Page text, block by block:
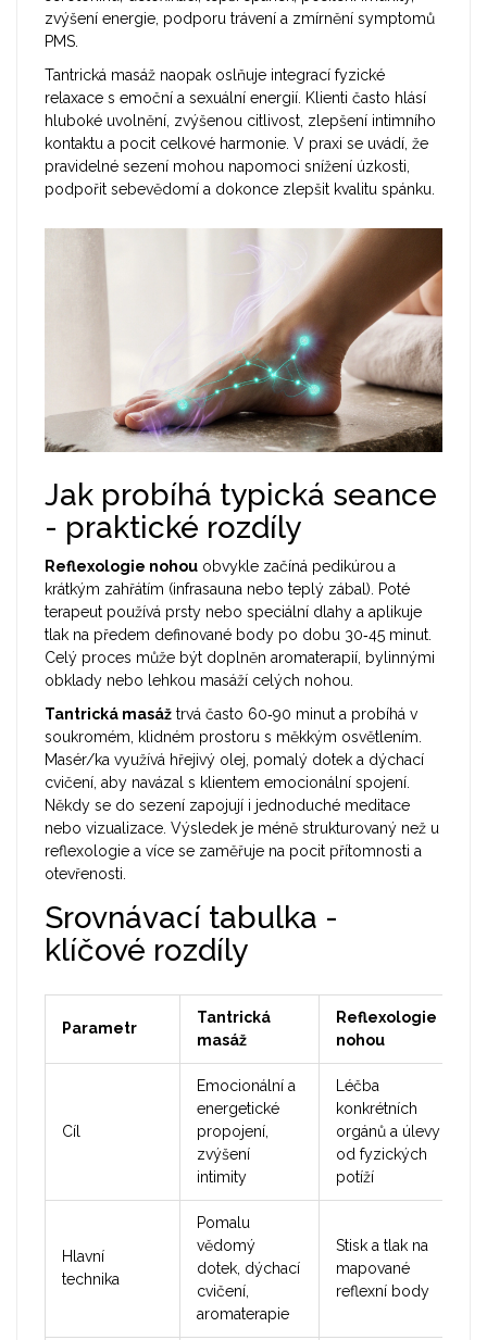
zvýšení energie, podporu trávení a zmírnění symptomů
PMS.
Tantrická masáž naopak oslňuje integrací fyzické
relaxace s emoční a sexuální energií. Klienti často hlásí
hluboké uvolnění, zvýšenou citlivost, zlepšení intimního
kontaktu a pocit celkové harmonie. V praxi se uvádí, že
pravidelné sezení mohou napomoci snížení úzkosti,
podpořit sebevědomí a dokonce zlepšit kvalitu spánku.
Jak probíhá typická seance
- praktické rozdíly
Reflexologie nohou obvykle začíná pedikúrou a
krátkým zahřátím (infrasauna nebo teplý zábal). Poté
terapeut používá prsty nebo speciální dlahy a aplikuje
tlak na předem definované body po dobu 30‑45 minut.
Celý proces může být doplněn aromaterapií, bylinnými
obklady nebo lehkou masáží celých nohou.
Tantrická masáž trvá často 60‑90 minut a probíhá v
soukromém, klidném prostoru s měkkým osvětlením.
Masér/ka využívá hřejivý olej, pomalý dotek a dýchací
cvičení, aby navázal s klientem emocionální spojení.
Někdy se do sezení zapojují i jednoduché meditace
nebo vizualizace. Výsledek je méně strukturovaný než u
reflexologie a více se zaměřuje na pocit přítomnosti a
otevřenosti.
Srovnávací tabulka -
klíčové rozdíly
Parametr
Tantrická
masáž
Reflexologie
nohou
Cíl
Emocionální a
energetické
propojení,
zvýšení
intimity
Léčba
konkrétních
orgánů a úlevy
od fyzických
potíží
Hlavní
technika
Pomalu
vědomý
dotek, dýchací
cvičení,
aromaterapie
Stisk a tlak na
mapované
reflexní body